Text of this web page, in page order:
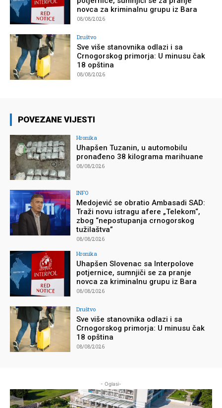
novca za kriminalnu grupu iz Bara
08/08/2026
Društvo
Sve više stanovnika odlazi i sa
Crnogorskog primorja: U minusu čak
18 opština
08/08/2026
POVEZANE VIJESTI
Hronika
Uhapšen Tuzanin, u automobilu
pronađeno 38 kilograma marihuane
08/08/2026
INFO
Medojević se obratio Ambasadi SAD:
Traži novu istragu afere „Telekom“,
zbog “nepostupanja crnogorskog
tužilaštva”
08/08/2026
Hronika
Uhapšen Slovenac sa Interpolove
potjernice, sumnjiči se za pranje
novca za kriminalnu grupu iz Bara
08/08/2026
Društvo
Sve više stanovnika odlazi i sa
Crnogorskog primorja: U minusu čak
18 opština
08/08/2026
- Oglasi-